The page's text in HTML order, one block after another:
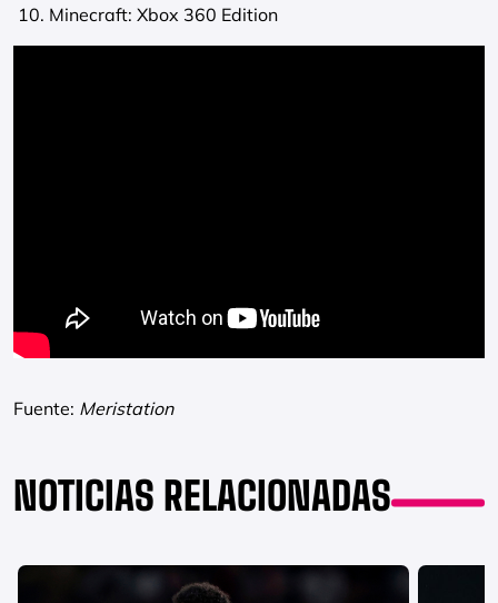
Minecraft: Xbox 360 Edition
Fuente: Meristation
NOTICIAS RELACIONADAS